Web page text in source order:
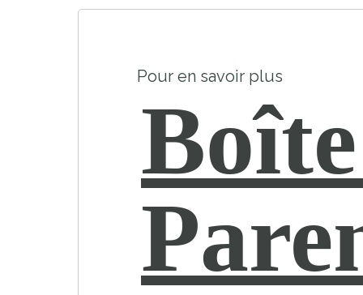
Pour en savoir plus